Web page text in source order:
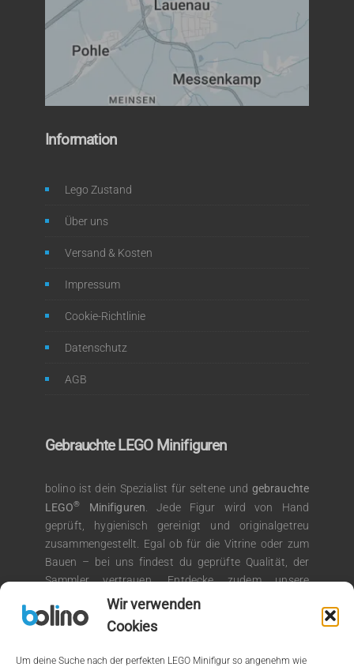
Wir verwenden
Cookies
Um deine Suche nach der perfekten LEGO Minifigur so angenehm wie
Information
Lego Zustand
Über uns
Versand & Kosten
Impressum
Cookie-Richtlinie
Datenschutz
AGB
Gebrauchte LEGO Minifiguren
bolino ist dein Spezialist für seltene und gebrauchte
LEGO® Minifiguren. Jede Figur wird von Hand
geprüft, hygienisch gereinigt und originalgetreu
zusammengestellt. Egal ob für die Vitrine oder zum
Bauen – bei uns findest du geprüfte Qualität, der
Sammler vertrauen. Entdecke zudem unsere
Auswahl an LEGO Kiloware für kreative
Bauprojekte.